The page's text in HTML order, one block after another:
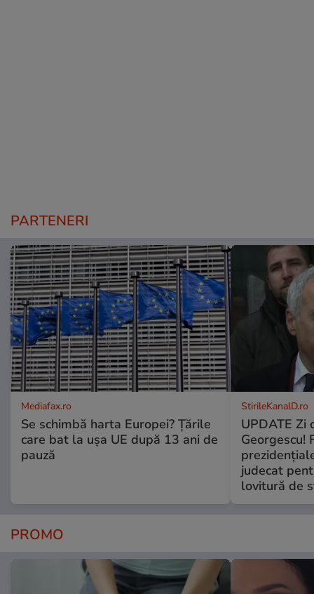
PARTENERI
Mediafax.ro
Se schimbă harta Europei? Țările
care bat la ușa UE după 13 ani de
pauză
StirileKanalD.ro
UPDATE Zi
Georgescu!
judecat
lovitură de
PROMO